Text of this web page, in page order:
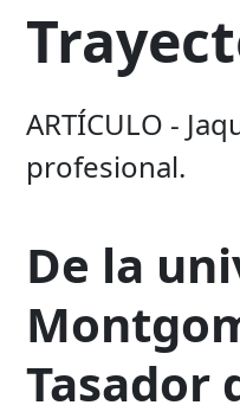
ARTÍCULO -
profesional.
De la
Tasador